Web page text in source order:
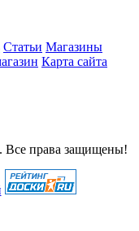
Статьи Магазины
Карта сайта
Все права защищены!